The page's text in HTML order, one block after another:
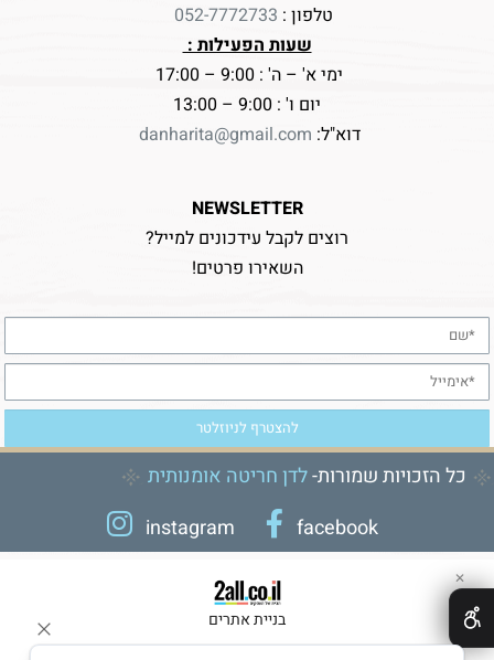
טלפון : 052-7772733
שעות הפעילות :
ימי א' – ה' : 9:00 – 17:00
יום ו' : 9:00 – 13:00
דוא"ל: danharita@gmail.com
NEWSLETTER
רוצים לקבל עידכונים למייל?
השאירו פרטים!
כל הזכויות שמורות-לדן חריטה אומנותית
instagram
facebook
בניית אתרים
✕